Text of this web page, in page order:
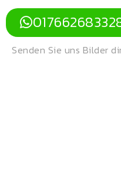
Senden Sie uns Bilder